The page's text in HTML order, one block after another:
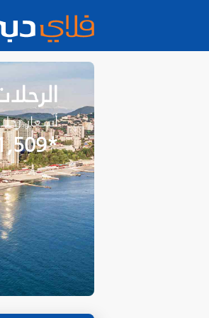
أسعار
*AED 1,509